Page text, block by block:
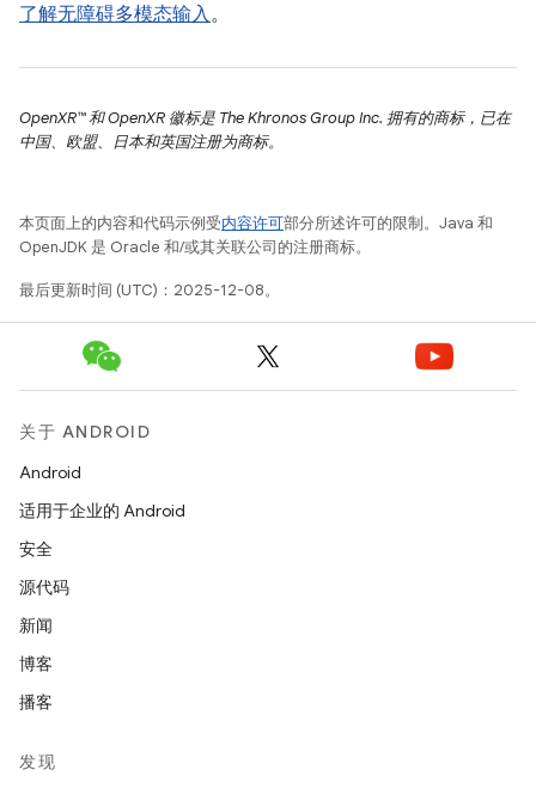
了解无障碍多模态输入。
OpenXR™ 和 OpenXR 徽标是 The Khronos Group Inc. 拥有的商标，已在
中国、欧盟、日本和英国注册为商标。
本页面上的内容和代码示例受内容许可部分所述许可的限制。Java 和
OpenJDK 是 Oracle 和/或其关联公司的注册商标。
最后更新时间 (UTC)：2025-12-08。
关于 ANDROID
Android
适用于企业的 Android
安全
源代码
新闻
博客
播客
发现